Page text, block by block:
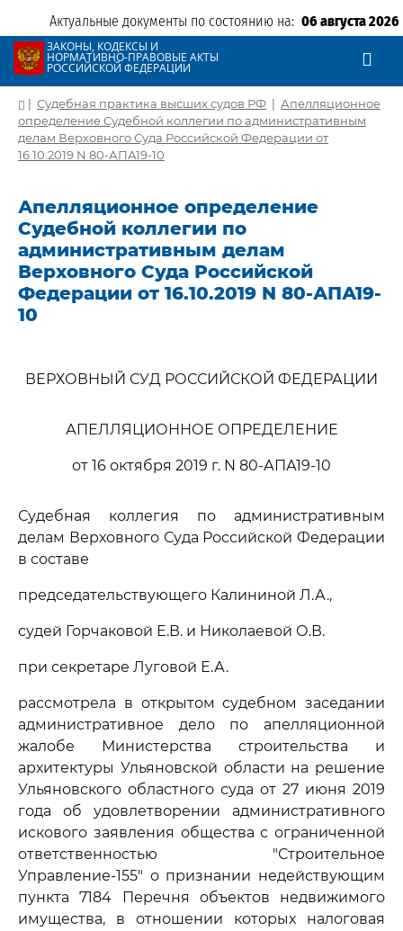
Актуальные документы по состоянию на: 06 августа 2026
ЗАКОНЫ, КОДЕКСЫ И
НОРМАТИВНО-ПРАВОВЫЕ АКТЫ
РОССИЙСКОЙ ФЕДЕРАЦИИ
| Судебная практика высших судов РФ | Апелляционное
определение Судебной коллегии по административным
делам Верховного Суда Российской Федерации от
16.10.2019 N 80-АПА19-10
Апелляционное определение
Судебной коллегии по
административным делам
Верховного Суда Российской
Федерации от 16.10.2019 N 80-АПА19-
10
ВЕРХОВНЫЙ СУД РОССИЙСКОЙ ФЕДЕРАЦИИ
АПЕЛЛЯЦИОННОЕ ОПРЕДЕЛЕНИЕ
от 16 октября 2019 г. N 80-АПА19-10
Судебная коллегия по административным
делам Верховного Суда Российской Федерации
в составе
председательствующего Калининой Л.А.,
судей Горчаковой Е.В. и Николаевой О.В.
при секретаре Луговой Е.А.
рассмотрела в открытом судебном заседании
административное дело по апелляционной
жалобе Министерства строительства и
архитектуры Ульяновской области на решение
Ульяновского областного суда от 27 июня 2019
года об удовлетворении административного
искового заявления общества с ограниченной
ответственностью "Строительное
Управление-155" о признании недействующим
пункта 7184 Перечня объектов недвижимого
имущества, в отношении которых налоговая